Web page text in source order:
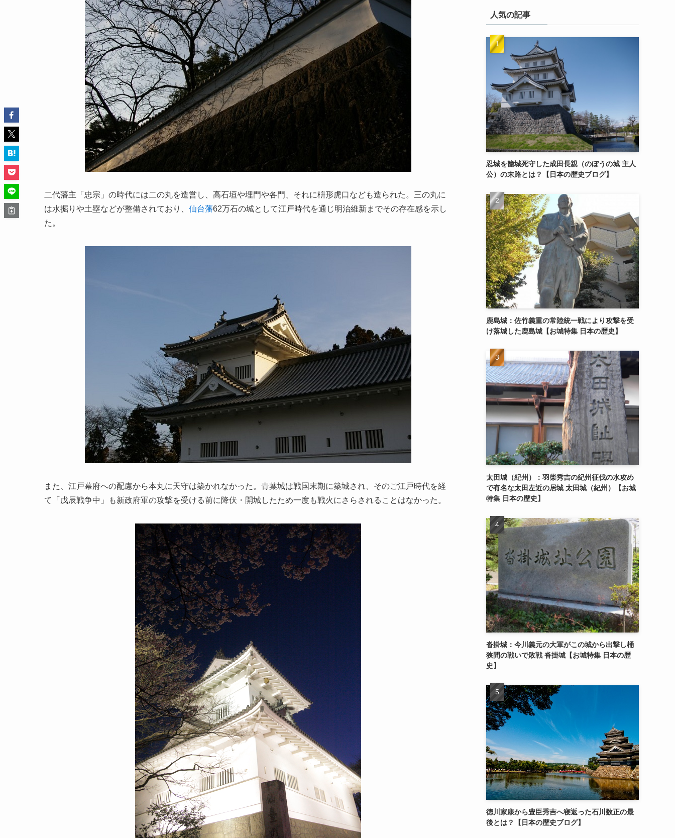
二代藩主「忠宗」の時代には二の丸を造営し、高石垣や埋門や各門、それに枡形虎口なども造られた。三の丸に
は水掘りや土塁などが整備されており、 仙台藩62万石の城として江戸時代を通じ明治維新までその存在感を示し
た。
また、江戸幕府への配慮から本丸に天守は築かれなかった。青葉城は戦国末期に築城され、そのご江戸時代を経
て「戊辰戦争中」も新政府軍の攻撃を受ける前に降伏・開城したため一度も戦火にさらされることはなかった。
人気の記事
忍城を籠城死守した成田長親（のぼうの城 主人
公）の末路とは？【日本の歴史ブログ】
鹿島城：佐竹義重の常陸統一戦により攻撃を受
け落城した鹿島城【お城特集 日本の歴史】
太田城（紀州）：羽柴秀吉の紀州征伐の水攻め
で有名な太田左近の居城 太田城（紀州）【お城
特集 日本の歴史】
沓掛城：今川義元の大軍がこの城から出撃し桶
狭間の戦いで敗戦 沓掛城【お城特集 日本の歴
史】
徳川家康から豊臣秀吉へ寝返った石川数正の最
後とは？【日本の歴史ブログ】